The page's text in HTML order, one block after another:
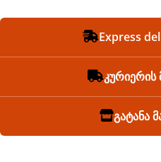
Express
კურიერის
გატანა